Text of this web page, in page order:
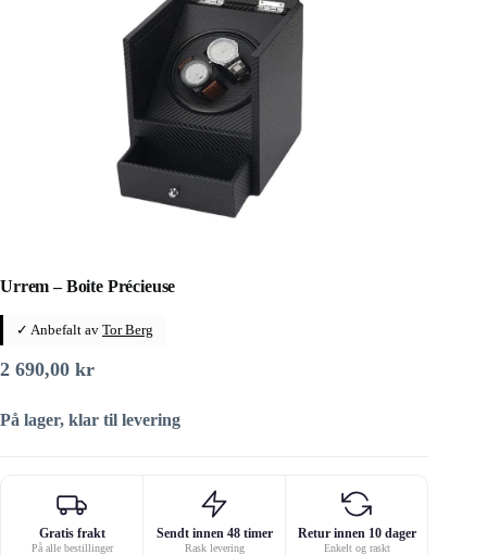
Urrem – Boite Précieuse
✓ Anbefalt av Tor Berg
2 690,00 kr
På lager, klar til levering
Gratis frakt
På alle bestillinger
Sendt innen 48 timer
Rask levering
Retur innen 10 dager
Enkelt og raskt